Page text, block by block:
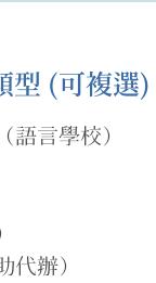
型 (可複選)
語言學校）
辦）